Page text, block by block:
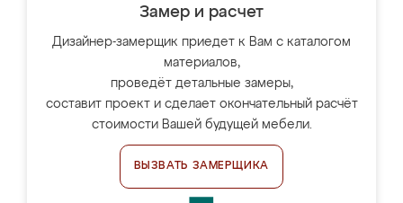
Замер и расчет
Дизайнер-замерщик приедет к Вам с каталогом
материалов,
проведёт детальные замеры,
составит проект и сделает окончательный расчёт
стоимости Вашей будущей мебели.
ВЫЗВАТЬ ЗАМЕРЩИКА